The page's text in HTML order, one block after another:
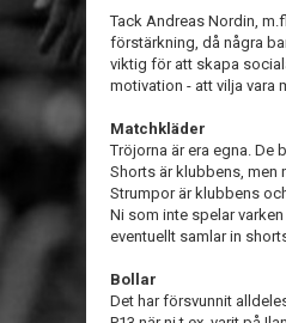
Tack Andreas Nordin,
förstärkning, då några
viktig för att skapa
motivation - att vilja vara
Matchkläder
Tröjorna är era egna. De
Shorts är klubbens, men
Strumpor är klubbens
Ni som inte spelar
eventuellt samlar in
Bollar
Det har försvunnit